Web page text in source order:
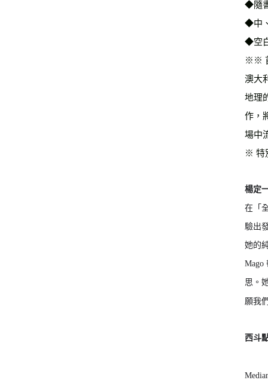
◆隨
◆中
◆空
※※
澳大
地理
作，
場中
※ 特
楊定
在「
驗出
她的
Mago
思。
願我
西斗